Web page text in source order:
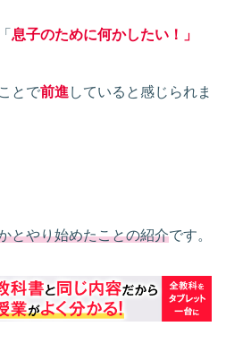
息子のために何かしたい！ 」
とで前進 していると感じられま
とやり始めたことの紹介です。